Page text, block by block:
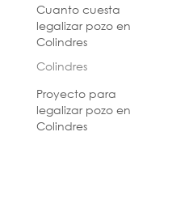
Cuanto cuesta
legalizar pozo en
Colindres
Colindres
Proyecto para
legalizar pozo en
Colindres